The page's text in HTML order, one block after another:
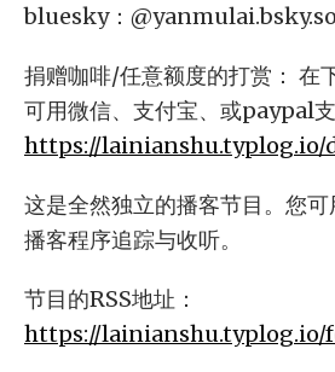
bluesky：
捐赠咖啡/任意额度的打赏： 在
可用微信、支付宝、或paypal
https://lainianshu.typlog.io/
这是全然独立的播客节目。您
播客程序追踪与收听。
节目的RSS地址：
https://lainianshu.typlog.io/